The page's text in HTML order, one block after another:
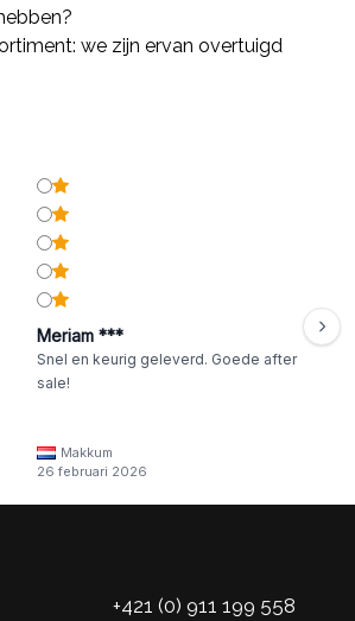
we zijn ervan overtuigd
Meriam ***
Snel en keurig geleverd. Goede after
sale!
Makkum
26 februari 2026
+421 (0) 911 199 558